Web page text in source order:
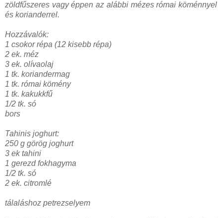
zöldfűszeres vagy éppen az alábbi mézes római köménnyel
és korianderrel.
Hozzávalók:
1 csokor répa (12 kisebb répa)
2 ek. méz
3 ek. olívaolaj
1 tk. koriandermag
1 tk. római kömény
1 tk. kakukkfű
1/2 tk. só
bors
Tahinis joghurt:
250 g görög joghurt
3 ek tahini
1 gerezd fokhagyma
1/2 tk. só
2 ek. citromlé
tálaláshoz petrezselyem